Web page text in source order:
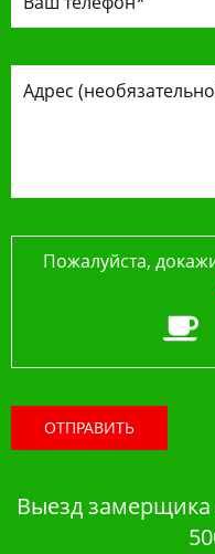
Пожалуйста,
ОТПРАВИТЬ
Выезд замерщика